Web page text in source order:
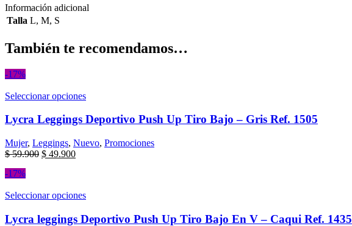
Información adicional
Talla L, M, S
También te recomendamos…
-17%
Seleccionar opciones
Lycra Leggings Deportivo Push Up Tiro Bajo – Gris Ref. 1505
Mujer, Leggings, Nuevo, Promociones
$59.900 $ 49.900
-17%
Seleccionar opciones
Lycra leggings Deportivo Push Up Tiro Bajo En V – Caqui Ref. 1435